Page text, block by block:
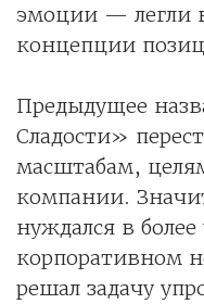
эмоции — легли
концепции
Предыдущее
Сладости»
масштабам,
компании.
нуждался в
корпоративном
решал задачу